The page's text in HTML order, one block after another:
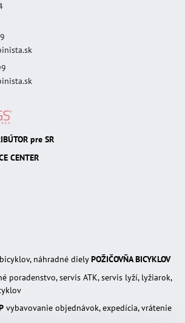
pre SR
CENTER
náhradné dielyPOŽIČOVŇA BICYKLOV
poradenstvo, servis ATK, servis lyží, lyžiarok,
vybavovanie objednávok, expedícia, vrátenie